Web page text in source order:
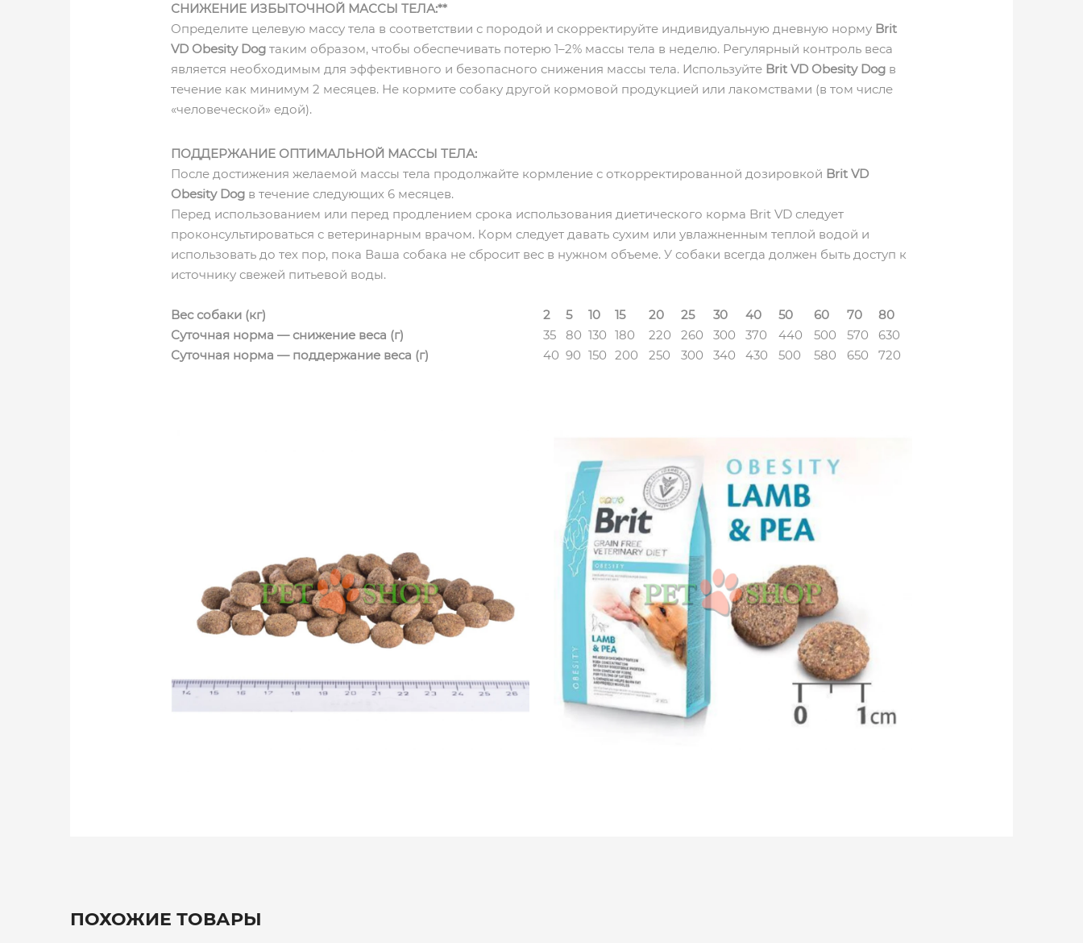
СНИЖЕНИЕ ИЗБЫТОЧНОЙ МАССЫ ТЕЛА:**
Определите целевую массу тела в соответствии с породой и скорректируйте индивидуальную дневную норму Brit
VD Obesity Dog таким образом, чтобы обеспечивать потерю 1–2% массы тела в неделю. Регулярный контроль веса
является необходимым для эффективного и безопасного снижения массы тела. Используйте Brit VD Obesity Dog в
течение как минимум 2 месяцев. Не кормите собаку другой кормовой продукцией или лакомствами (в том числе
«человеческой» едой).
ПОДДЕРЖАНИЕ ОПТИМАЛЬНОЙ МАССЫ ТЕЛА:
После достижения желаемой массы тела продолжайте кормление с откорректированной дозировкой Brit VD
Obesity Dog в течение следующих 6 месяцев.
Перед использованием или перед продлением срока использования диетического корма Brit VD следует
проконсультироваться с ветеринарным врачом. Корм следует давать сухим или увлажненным теплой водой и
использовать до тех пор, пока Ваша собака не сбросит вес в нужном объеме. У собаки всегда должен быть доступ к
источнику свежей питьевой воды.
Вес собаки (кг) 2 5 10 15 20 25 30 40 50 60 70
80
Суточная норма — снижение веса (г)
35 80 130 180 220 260 300 370 440 500 570
630
Суточная норма — поддержание веса (г)
40 90 150 200 250 300 340 430 500 580 650 720
ПОХОЖИЕ ТОВАРЫ